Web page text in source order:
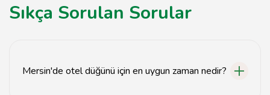
Sıkça Sorulan Sorular
Mersin'de otel düğünü için en uygun zaman nedir?